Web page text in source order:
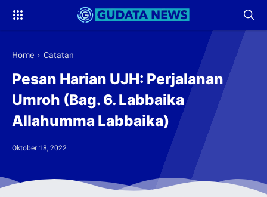
Home › Catatan
Pesan Harian UJH: Perjalanan
Umroh (Bag. 6. Labbaika
Allahumma Labbaika)
Oktober 18, 2022